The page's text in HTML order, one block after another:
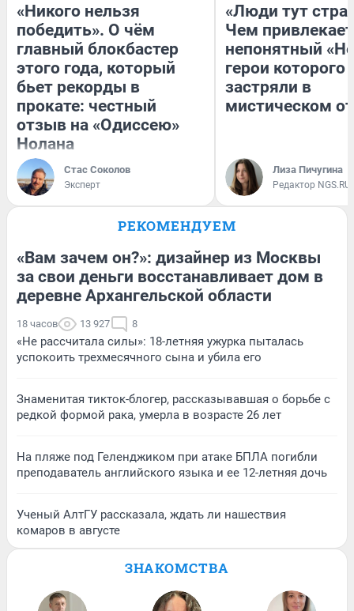
«Никого нельзя
победить». О чём
главный блокбастер
этого года, который
бьет рекорды в
прокате: честный
отзыв на «Одиссею»
Нолана
Стас Соколов
Эксперт
«Люди тут
Чем привлекает
непонятный
герои которого
застряли в
мистическом
Лиза Пичугина
Редактор NGS.RU
РЕКОМЕНДУЕМ
«Вам зачем он?»: дизайнер из Москвы
за свои деньги восстанавливает дом в
деревне Архангельской области
18 часов 13 927 8
«Не рассчитала силы»: 18-летняя ужурка пыталась
успокоить трехмесячного сына и убила его
Знаменитая тикток-блогер, рассказывавшая о борьбе с
редкой формой рака, умерла в возрасте 26 лет
На пляже под Геленджиком при атаке БПЛА погибли
преподаватель английского языка и ее 12-летняя дочь
Ученый АлтГУ рассказала, ждать ли нашествия
комаров в августе
ЗНАКОМСТВА